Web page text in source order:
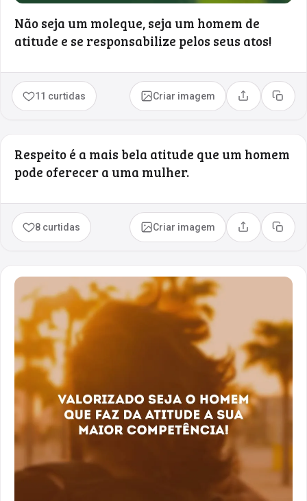
Não seja um moleque, seja um homem de
atitude e se responsabilize pelos seus atos!
11 curtidas Criar imagem Compartilhar
Copiar
Respeito é a mais bela atitude que um homem
pode oferecer a uma mulher.
8 curtidas Criar imagem Compartilhar
Copiar